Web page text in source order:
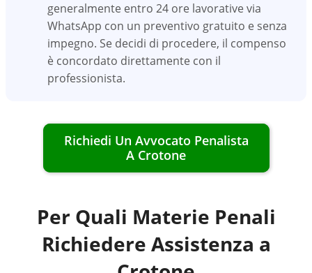
generalmente entro 24 ore lavorative via
WhatsApp con un preventivo gratuito e senza
impegno. Se decidi di procedere, il compenso
è concordato direttamente con il
professionista.
Richiedi Un Avvocato Penalista
A Crotone
Per Quali Materie Penali
Richiedere Assistenza a